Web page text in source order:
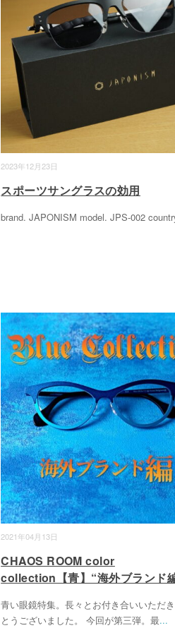
2023年12月23日
スポーツサングラスの効用
brand. JAPONISM model. JPS-002
2021年04月13日
CHAOS ROOM color
collection【青】“海外ブランド
青い眼鏡特集。長々とお付き合いいただ
とうございました。 今回が第三弾。最...